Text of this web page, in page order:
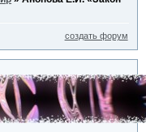
создать форум